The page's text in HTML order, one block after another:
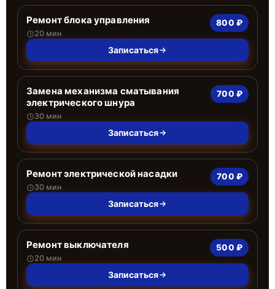
Ремонт блока управления
20 мин
800 ₽
Записаться
Замена механизма сматывания
электрического шнура
30 мин
700 ₽
Записаться
Ремонт электрической насадки
30 мин
700 ₽
Записаться
Ремонт выключателя
20 мин
500 ₽
Записаться